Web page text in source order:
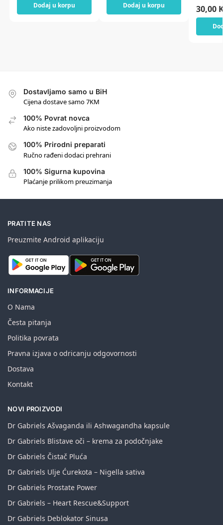
Dodaj u korpu Dodaj u korpu 30,00
Dostavljamo samo u BiH
Cijena dostave samo 7KM
100% Povrat novca
Ako niste zadovoljni proizvodom
100% Prirodni preparati
Ručno rađeni dodaci prehrani
100% Sigurna kupovina
Plaćanje prilikom preuzimanja
PRATITE NAS
Preuzmite Android aplikaciju
INFORMACIJE
O Nama
Česta pitanja
Politika povrata
Pravna izjava o odricanju odgovornosti
Dostava
Kontakt
NOVI PROIZVODI
Dr Gabriels Ašvaganda ili Ashwagandha kapsule
Dr Gabriels Blistave oči – krema za podočnjake
Dr Gabriels Čistač Pluća
Dr Gabriels Ulje Ćurekota – Nigella sativa
Dr Gabriels Prostate Power
Dr Gabriels – Heart Rescue&Support
Dr Gabriels Deblokator Sinusa